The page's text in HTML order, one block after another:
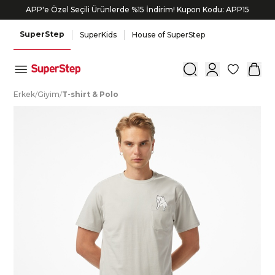
APP'e Özel Seçili Ürünlerde %15 İndirim! Kupon Kodu: APP15
SuperStep SuperKids House of SuperStep
0
Erkek/Giyim/T-shirt & Polo